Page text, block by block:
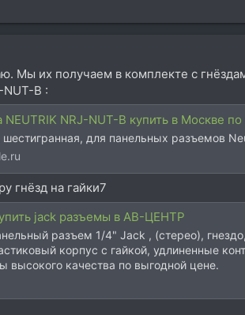
Мы их получаем в комплекте с
B :
NRJ-NUT-B купить в Москве по
шестигранная, для панельных разъемов
гнёзд на гайки7
jack разъемы в АВ-ЦЕНТР
разъем 1/4" Jack , (стерео),
корпус с гайкой, удлиненные
высокого качества по выгодной цене.